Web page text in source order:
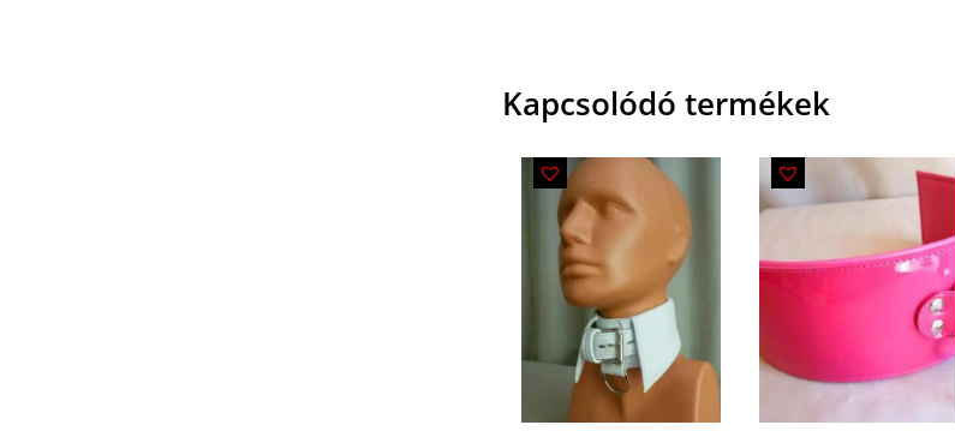
Kapcsolódó termékek